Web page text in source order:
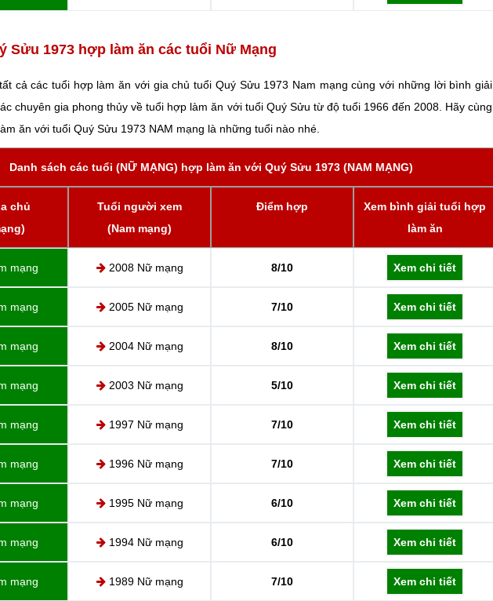
Sửu 1973 hợp làm ăn các tuổi Nữ Mạng
cả các tuổi hợp làm ăn với gia chủ tuổi Quý Sửu 1973 Nam mạng cùng với những lời bình giải
chuyên gia phong thủy về tuổi hợp làm ăn với tuổi Quý Sửu từ độ tuổi 1966 đến 2008. Hãy cùng
ăn với tuổi Quý Sửu 1973 NAM mạng là những tuổi nào nhé.
Danh sách các tuổi (NỮ MẠNG) hợp làm ăn với Quý Sửu 1973 (NAM MẠNG)
chủ
Tuổi người xem
(Nam mạng)
Điểm hợp
Xem bình giải tuổi hợp
làm ăn
mạng 2008 Nữ mạng 8/10 Xem chi tiết
mạng 2005 Nữ mạng 7/10 Xem chi tiết
mạng 2004 Nữ mạng 8/10 Xem chi tiết
mạng 2003 Nữ mạng 5/10 Xem chi tiết
mạng 1997 Nữ mạng 7/10 Xem chi tiết
mạng 1996 Nữ mạng 7/10 Xem chi tiết
mạng 1995 Nữ mạng 6/10 Xem chi tiết
mạng 1994 Nữ mạng 6/10 Xem chi tiết
mạng 1989 Nữ mạng 7/10 Xem chi tiết